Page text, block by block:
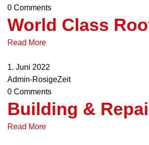
0 Comments
World Class
Read More
1. Juni 2022
Admin-RosigeZeit
0 Comments
Building &
Read More